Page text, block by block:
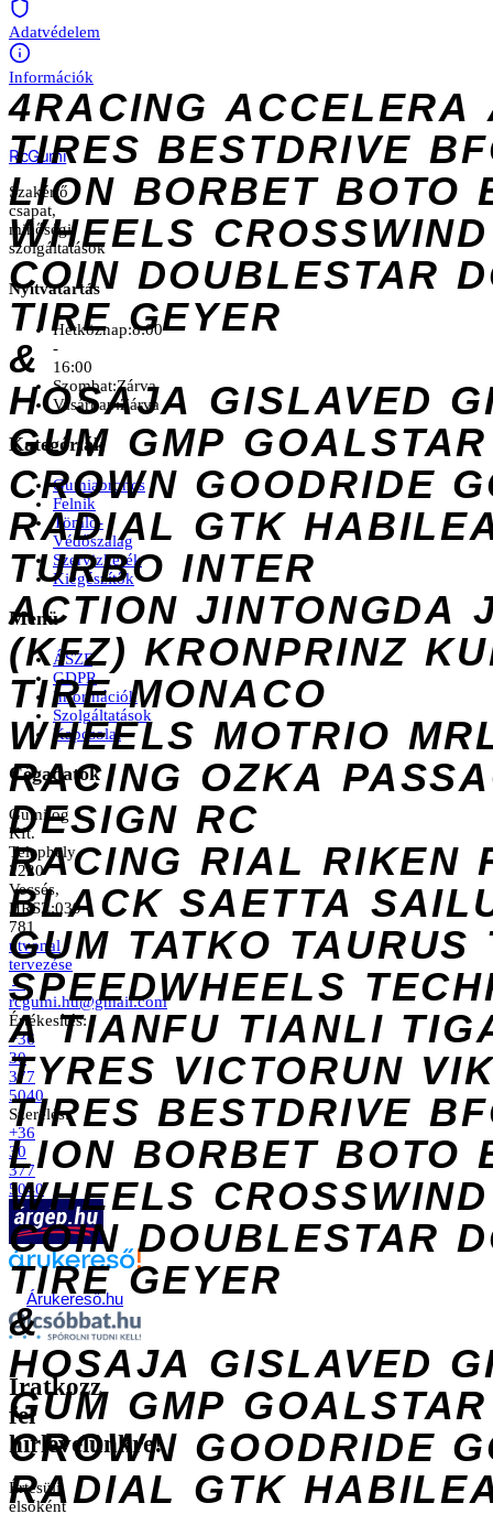
Adatvédelem
Információk
4RACING ACCELERA
TIRES BESTDRIVE
LION BORBET BOTO
WHEELS CROSSWIND
COIN DOUBLESTAR
TIRE GEYER
&
HOSAJA GISLAVED
GUM GMP GOALSTAR
CROWN GOODRIDE
RADIAL GTK
TURBO INTER
ACTION JINTONGDA
(KFZ) KRONPRINZ
TIRE MONACO
WHEELS MOTRIO
RACING OZKA
DESIGN RC
RACING RIAL RIKEN
BLACK SAETTA
GUM TATKO TAURUS
SPEEDWHEELS
A TIANFU TIANLI
TYRES VICTORUN
TIRES BESTDRIVE
LION BORBET BOTO
WHEELS CROSSWIND
COIN DOUBLESTAR
TIRE GEYER
&
HOSAJA GISLAVED
GUM GMP GOALSTAR
CROWN GOODRIDE
RADIAL GTK
RcGumi
Szakértő
csapat,
minőségi
szolgáltatások
Nyitvatartás
Hétköznap:8:00
-
16:00
Szombat:Zárva
Vasárnap:Zárva
Kategóriák
Gumiabroncs
Felnik
Tömlő-
Védőszalag
Szervizkerék
Kiegészítők
Menü
ÁSZF
GDPR
Információk
Szolgáltatások
Kapcsolat
Cégadatok
Gumilog
Kft.
Telephely
2220
Vecsés,
HRSZ:039
781
útvonal
tervezése
→
rcgumi.hu@gmail.com
Értékesítés:
+36
30
377
5040
Szerelés:
+36
30
377
5040
Árukereső.hu
Iratkozz
fel
hírlevelünkre!
Értesülj
elsőként